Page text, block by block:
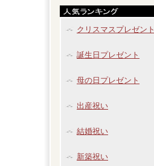
クリスマスプレゼント
誕生日プレゼント
母の日プレゼント
出産祝い
結婚祝い
新築祝い